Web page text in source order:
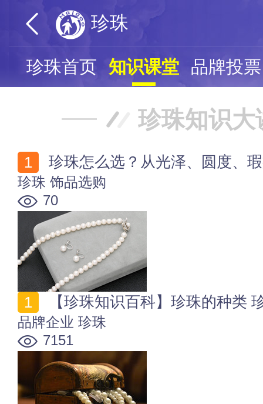
珍珠
珍珠首页 知识课堂 品牌投票
珍珠知识大
珍珠怎么选？从光泽、圆度、
珍珠 饰品选购
70
【珍珠知识百科】珍珠的种类
品牌企业 珍珠
7151